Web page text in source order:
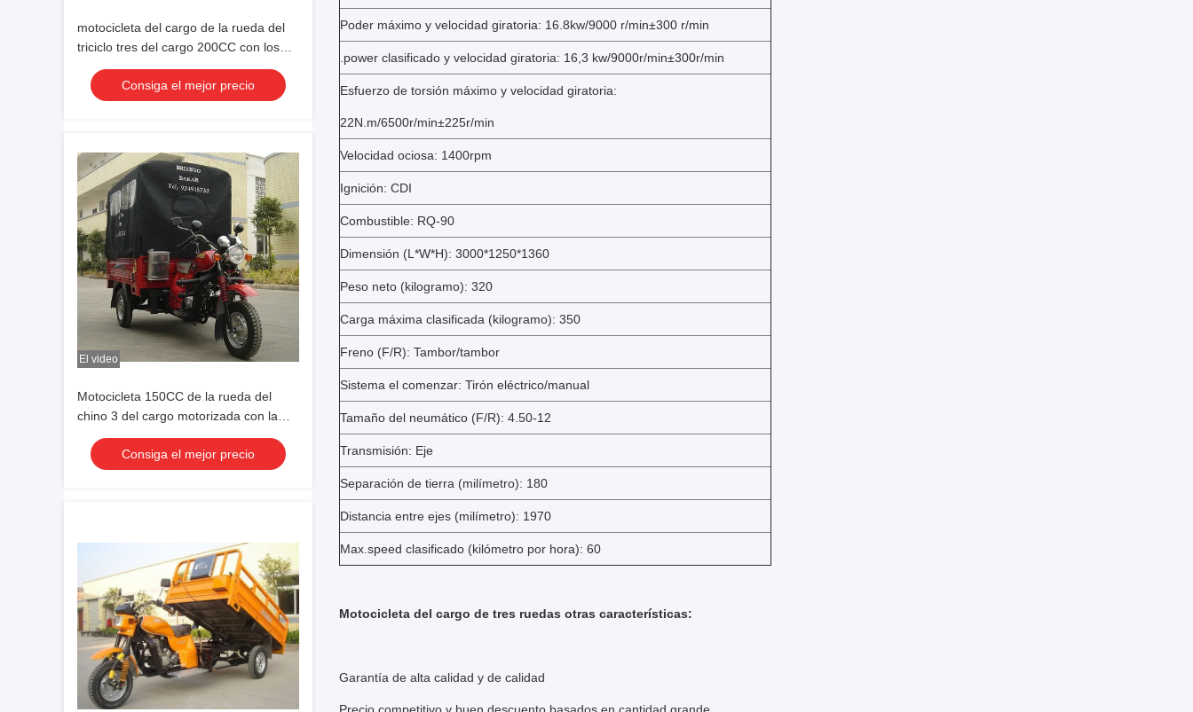
motocicleta del cargo de la rueda del
triciclo tres del cargo 200CC con los
asientos de pasajero dobles
Consiga el mejor precio
El video
Motocicleta 150CC de la rueda del
chino 3 del cargo motorizada con la
cubierta del carro
Consiga el mejor precio
Poder máximo y velocidad giratoria: 16.8kw/9000 r/min±300 r/min
.power clasificado y velocidad giratoria: 16,3 kw/9000r/min±300r/min
Esfuerzo de torsión máximo y velocidad giratoria:
22N.m/6500r/min±225r/min
Velocidad ociosa: 1400rpm
Ignición: CDI
Combustible: RQ-90
Dimensión (L*W*H): 3000*1250*1360
Peso neto (kilogramo): 320
Carga máxima clasificada (kilogramo): 350
Freno (F/R): Tambor/tambor
Sistema el comenzar: Tirón eléctrico/manual
Tamaño del neumático (F/R): 4.50-12
Transmisión: Eje
Separación de tierra (milímetro): 180
Distancia entre ejes (milímetro): 1970
Max.speed clasificado (kilómetro por hora): 60
Motocicleta del cargo de tres ruedas otras características:
Garantía de alta calidad y de calidad